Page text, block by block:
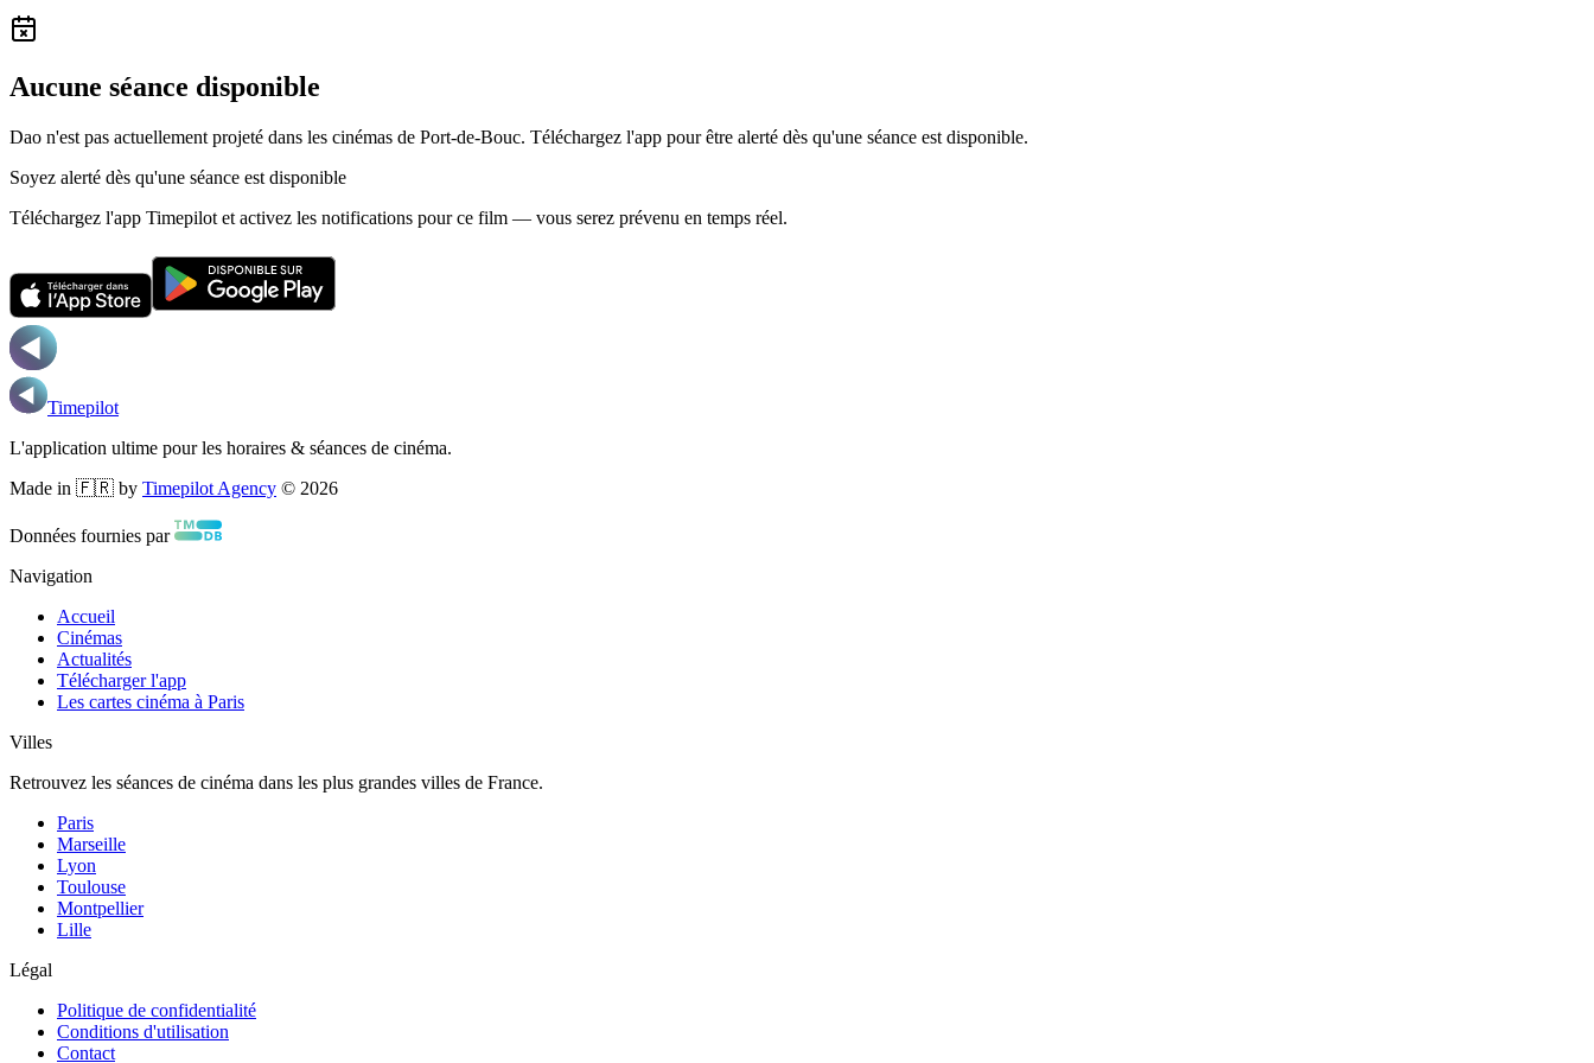
Aucune séance disponible
Dao n'est pas actuellement projeté dans les cinémas de Port-de-Bouc. Téléchargez l'app pour être alerté dès qu'une séance est disponible.
Soyez alerté dès qu'une séance est disponible
Téléchargez l'app Timepilot et activez les notifications pour ce film — vous serez prévenu en temps réel.
Timepilot
L'application ultime pour les horaires & séances de cinéma.
Made in 🇫🇷 by Timepilot Agency © 2026
Données fournies par
Navigation
Accueil
Cinémas
Actualités
Télécharger l'app
Les cartes cinéma à Paris
Villes
Retrouvez les séances de cinéma dans les plus grandes villes de France.
Paris
Marseille
Lyon
Toulouse
Montpellier
Lille
Légal
Politique de confidentialité
Conditions d'utilisation
Contact